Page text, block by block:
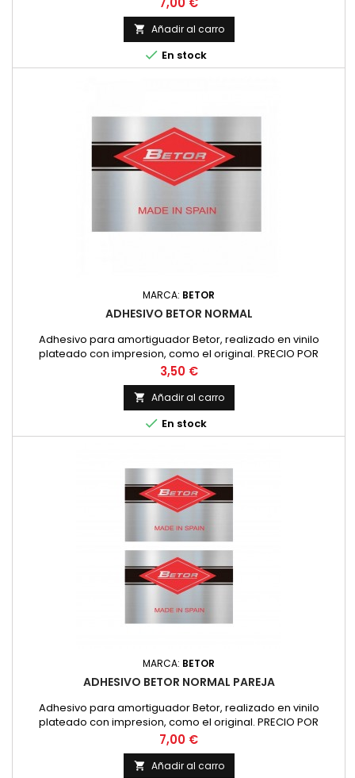
 Añadir al carro
 En stock
MARCA: BETOR
ADHESIVO BETOR NORMAL
Adhesivo para amortiguador Betor, realizado en vinilo
plateado con impresion, como el original. PRECIO POR
UNIDAD
Precio
3,50 €
 Añadir al carro
 En stock
MARCA: BETOR
ADHESIVO BETOR NORMAL PAREJA
Adhesivo para amortiguador Betor, realizado en vinilo
plateado con impresion, como el original. PRECIO POR
PAREJA
Precio
7,00 €
 Añadir al carro